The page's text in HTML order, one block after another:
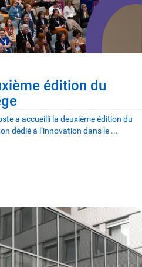
édition du
a accueilli la deuxième édition du
dédié à l’innovation dans le ...